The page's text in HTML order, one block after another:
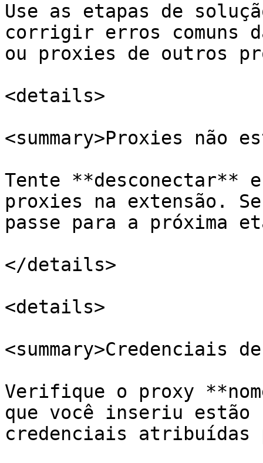
Use as etapas de
corrigir erros comuns
ou proxies de outros
<details>
<summary>Proxies não
Tente **desconectar**
proxies na extensão.
passe para a próxima
</details>
<details>
<summary>Credenciais
Verifique o proxy
que você inseriu estão
credenciais atribuídas